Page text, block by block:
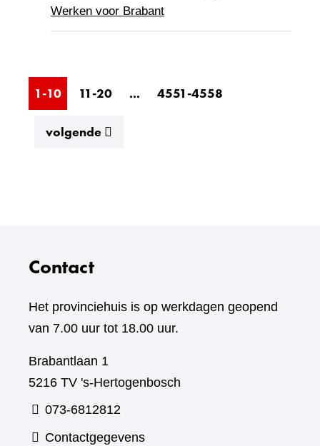
Werken voor Brabant
1-10 11-20 ... 4551-4558
volgenderesultaten
Contact
Het provinciehuis is op werkdagen geopend
van 7.00 uur tot 18.00 uur.
Brabantlaan 1
5216 TV 's-Hertogenbosch
073-6812812
Contactgegevens